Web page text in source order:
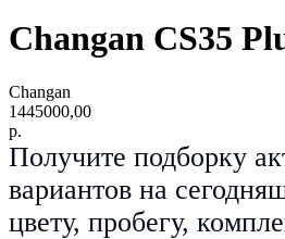
Changan CS35
Changan
1445000,00
р.
Получите подборку
вариантов на
цвету, пробегу,